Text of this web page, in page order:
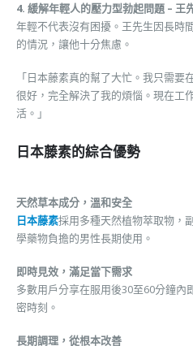
4. 緩解年輕人的壓力型勃起問題 – 王
年輕不代表沒有困擾。王先生因長時
的情況，讓他十分焦慮。
「日本藤素真的幫了大忙。我只需
很好，完全解決了我的煩惱。現在工
活。」
日本藤素的綜合優勢
天然草本成分，溫和安全
日本藤素採用多種天然植物萃取物，
學藥物負擔的男性長期使用。
即時見效，滿足當下需求
多數用戶分享在服用後30至60分鐘
密時刻。
長期調理，從根本改善